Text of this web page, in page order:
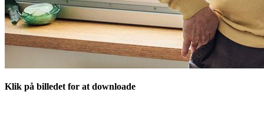
Klik på billedet for at downloade